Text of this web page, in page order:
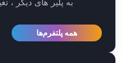
به پلیر های دیگر ، تغییر صدا ..
همه پلتفرم‌ها